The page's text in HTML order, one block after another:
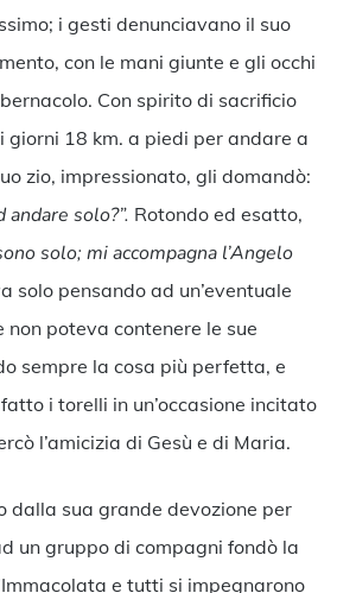
i gesti denunciavano il suo
con le mani giunte e gli occhi
Con spirito di sacrificio
giorni 18 km. a piedi per andare a
zio, impressionato, gli domandò:
andare solo?”. Rotondo ed esatto,
solo; mi accompagna l’Angelo
solo pensando ad un’eventuale
non poteva contenere le sue
sempre la cosa più perfetta, e
i torelli in un’occasione incitato
l’amicizia di Gesù e di Maria.
dalla sua grande devozione per
un gruppo di compagni fondò la
e tutti si impegnarono